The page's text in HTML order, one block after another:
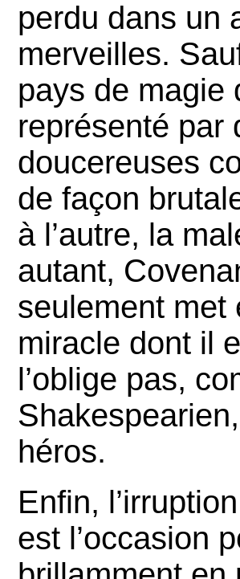
perdu dans un
merveilles.
pays de magie
représenté par
doucereuses
de façon
à l’autre, la
autant,
seulement met
miracle dont il
l’oblige pas,
héros.
Enfin,
est l’occasion